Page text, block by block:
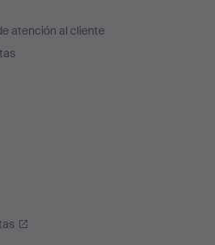
atención al cliente